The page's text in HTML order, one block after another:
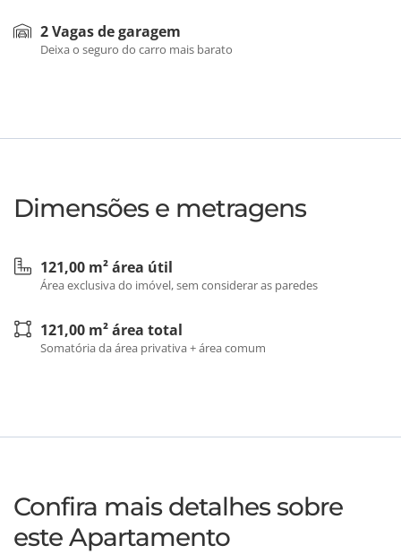
2 Vagas de garagem
Deixa o seguro do carro mais barato
Dimensões e metragens
121,00 m² área útil
Área exclusiva do imóvel, sem considerar as paredes
121,00 m² área total
Somatória da área privativa + área comum
Confira mais detalhes sobre
este Apartamento